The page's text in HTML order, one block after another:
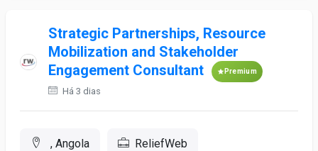
Strategic Partnerships, Resource
Mobilization and Stakeholder
Engagement Consultant
Premium
Há 3 dias
, Angola ReliefWeb